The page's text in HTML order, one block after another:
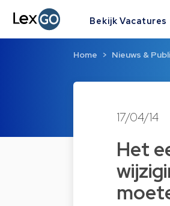
Bekijk Vacatures
Home Nieuws &
17/04/14
Het